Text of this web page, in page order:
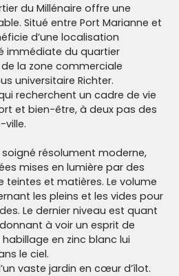
du Millénaire offre une
Situé entre Port Marianne et
d’une localisation
immédiate du quartier
la zone commerciale
universitaire Richter.
recherchent un cadre de vie
et bien-être, à deux pas des
résolument moderne,
mises en lumière par des
teintes et matières. Le volume
les pleins et les vides pour
Le dernier niveau est quant
à voir un esprit de
en zinc blanc lui
le ciel.
vaste jardin en cœur d’îlot.